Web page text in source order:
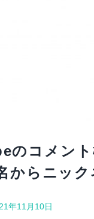
のコメント
からニッ
年11月10日